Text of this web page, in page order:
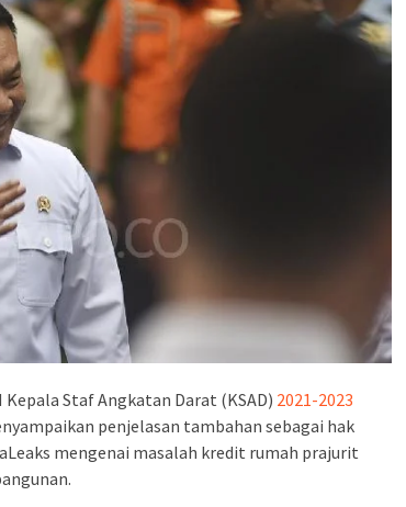
Kepala Staf Angkatan Darat (KSAD) 2021-2023
penjelasan tambahan sebagai hak
mengenai masalah kredit rumah prajurit